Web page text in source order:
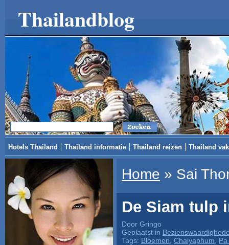
Thailandblog
Hotels Thailand Thailand informatie Thailand reizen Thailand
Home » Sai
De Siam tulp
Door Gringo
Geplaatst in
Tags: Bloemen Chaiyaphum